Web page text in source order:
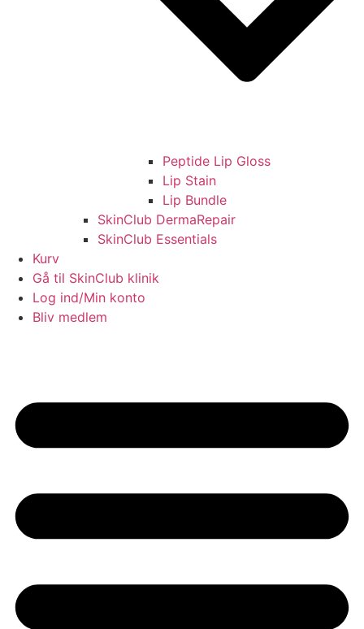
Peptide Lip Gloss
Lip Stain
Lip Bundle
SkinClub DermaRepair
SkinClub Essentials
Kurv
Gå til SkinClub klinik
Log ind/Min konto
Bliv medlem